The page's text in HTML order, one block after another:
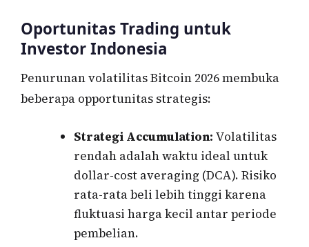
Oportunitas Trading untuk
Investor Indonesia
Penurunan volatilitas Bitcoin 2026 membuka
beberapa opportunitas strategis:
Strategi Accumulation: Volatilitas
rendah adalah waktu ideal untuk
dollar-cost averaging (DCA). Risiko
rata-rata beli lebih tinggi karena
fluktuasi harga kecil antar periode
pembelian.